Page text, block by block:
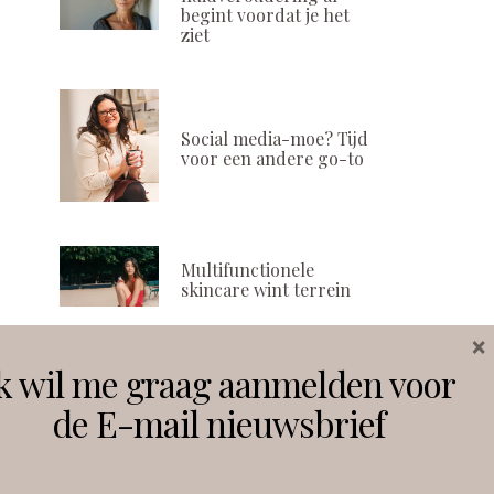
begint voordat je het
ziet
Social media-moe? Tijd
voor een andere go-to
Multifunctionele
skincare wint terrein
Volg ons
wil me graag aanmelden voor
de E-mail nieuwsbrief
×